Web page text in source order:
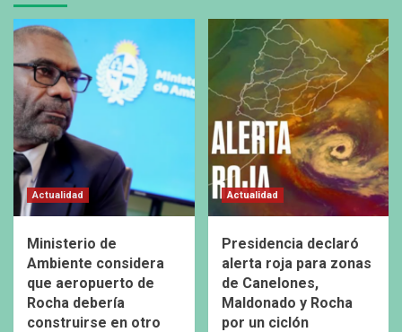
Actualidad
Ministerio de
Ambiente considera
que aeropuerto de
Rocha debería
construirse en otro
Actualidad
Presidencia declaró
alerta roja para zonas
de Canelones,
Maldonado y Rocha
por un ciclón